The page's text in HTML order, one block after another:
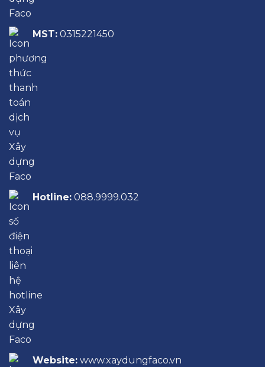
MST: 0315221450
Hotline: 088.9999.032
Website: www.xaydungfaco.vn